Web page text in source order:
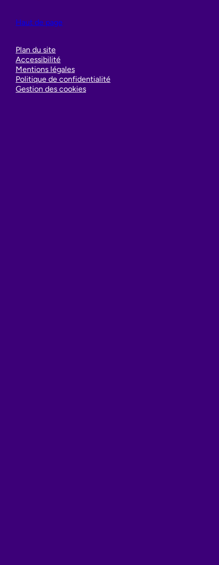
Haut de page
Plan du site
Accessibilité
Mentions légales
Politique de confidentialité
Gestion des cookies